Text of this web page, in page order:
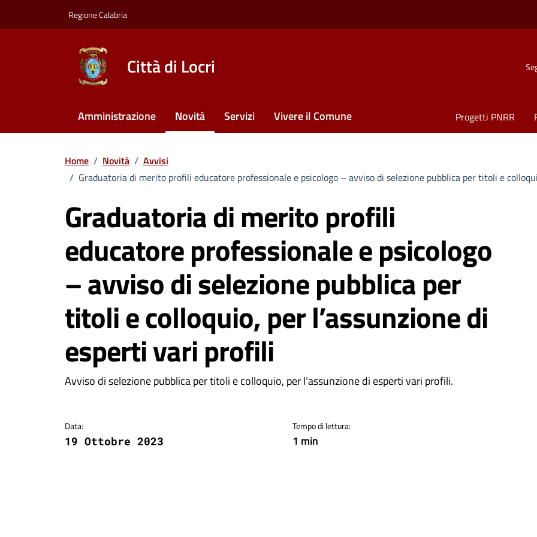
Regione Calabria
Città di Locri
Amministrazione Novità Servizi Vivere il Comune Progetti PNRR
Home / Novità / Avvisi
/ Graduatoria di merito profili educatore professionale e psicologo – avviso di selezione pubblica per titoli e
Graduatoria di merito profili
educatore professionale e psicologo
– avviso di selezione pubblica per
titoli e colloquio, per l’assunzione di
esperti vari profili
Dettagli della notizia
Avviso di selezione pubblica per titoli e colloquio, per l’assunzione di esperti vari profili.
Data:
19 Ottobre 2023
Tempo di lettura:
1 min